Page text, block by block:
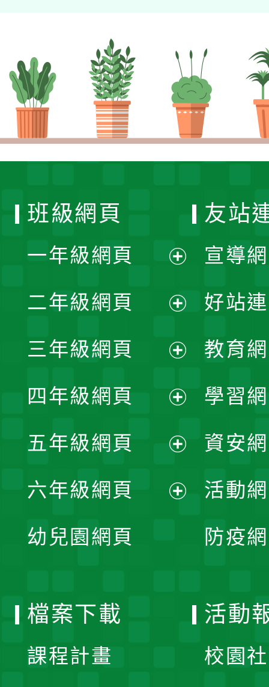
班級網頁
一年級網頁
開
選
單
二年級網頁
開
選
單
三年級網頁
開
選
單
四年級網頁
開
選
五年級網頁
開
六年級網頁
幼兒園網頁
友站
宣導
好站
教育
學習
資安
活動
防疫
檔案下載
課程計畫
活動
校園